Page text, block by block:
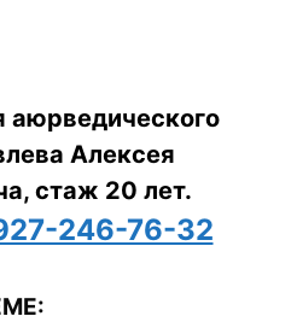
аюрведического
Алексея
стаж 20 лет.
246-76-32